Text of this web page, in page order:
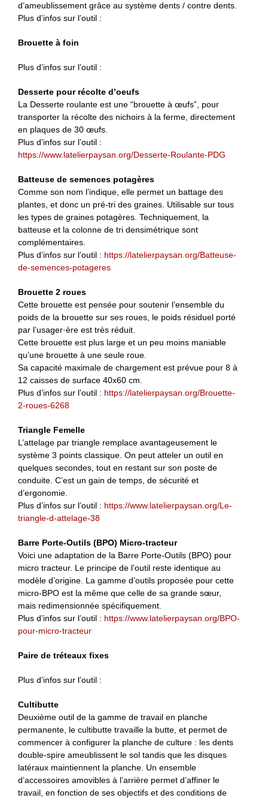
d’ameublissement grâce au système dents / contre dents.
Plus d’infos sur l’outil :
Brouette à foin
Plus d’infos sur l’outil :
Desserte pour récolte d’oeufs
La Desserte roulante est une “brouette à œufs”, pour
transporter la récolte des nichoirs à la ferme, directement
en plaques de 30 œufs.
Plus d’infos sur l’outil :
https://www.latelierpaysan.org/Desserte-Roulante-PDG
Batteuse de semences potagères
Comme son nom l’indique, elle permet un battage des
plantes, et donc un pré-tri des graines. Utilisable sur tous
les types de graines potagères. Techniquement, la
batteuse et la colonne de tri densimétrique sont
complémentaires.
Plus d’infos sur l’outil : https://latelierpaysan.org/Batteuse-
de-semences-potageres
Brouette 2 roues
Cette brouette est pensée pour soutenir l’ensemble du
poids de la brouette sur ses roues, le poids résiduel porté
par l’usager·ère est très réduit.
Cette brouette est plus large et un peu moins maniable
qu’une brouette à une seule roue.
Sa capacité maximale de chargement est prévue pour 8 à
12 caisses de surface 40x60 cm.
Plus d’infos sur l’outil : https://latelierpaysan.org/Brouette-
2-roues-6268
Triangle Femelle
L’attelage par triangle remplace avantageusement le
système 3 points classique. On peut atteler un outil en
quelques secondes, tout en restant sur son poste de
conduite. C’est un gain de temps, de sécurité et
d’ergonomie.
Plus d’infos sur l’outil : https://www.latelierpaysan.org/Le-
triangle-d-attelage-38
Barre Porte-Outils (BPO) Micro-tracteur
Voici une adaptation de la Barre Porte-Outils (BPO) pour
micro tracteur. Le principe de l’outil reste identique au
modèle d’origine. La gamme d’outils proposée pour cette
micro-BPO est la même que celle de sa grande sœur,
mais redimensionnée spécifiquement.
Plus d’infos sur l’outil : https://www.latelierpaysan.org/BPO-
pour-micro-tracteur
Paire de tréteaux fixes
Plus d’infos sur l’outil :
Cultibutte
Deuxième outil de la gamme de travail en planche
permanente, le cultibutte travaille la butte, et permet de
commencer à configurer la planche de culture : les dents
double-spire ameublissent le sol tandis que les disques
latéraux maintiennent la planche. Un ensemble
d’accessoires amovibles à l’arrière permet d’affiner le
travail, en fonction de ses objectifs et des conditions de